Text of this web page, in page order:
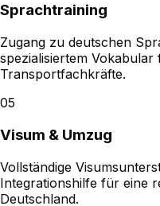
Sprachtraining
Zugang zu deutschen
spezialisiertem
Transportfachkräfte.
05
Visum & Umzug
Vollständige
Integrationshilfe für eine
Deutschland.